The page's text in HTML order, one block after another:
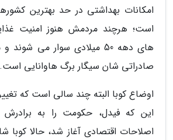
امکانات بهداشتی در حد بهترین
است؛ هرچند مردمش هنوز امنیت
های دهه 50 میلادی سوار می
صادراتی شان سیگار برگ هاوانایی است.
اوضاع کوبا البته چند سالی است که
این که فیدل، حکومت را به برادرش
اصلاحات اقتصادی آغاز شد، حالا